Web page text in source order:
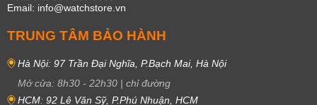
Email: info@watchstore.vn
TRUNG TÂM BẢO HÀNH
Hà Nội: 97 Trần Đại Nghĩa, P.Bạch Mai, Hà Nội
Mở cửa: 8h30 - 22h30 | chỉ đường
HCM: 92 Lê Văn Sỹ, P.Phú Nhuận, HCM